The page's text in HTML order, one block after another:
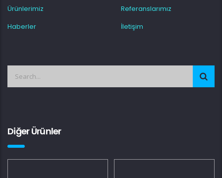
Ürünlerimiz
Referanslarımız
Haberler
İletişim
Diğer Ürünler